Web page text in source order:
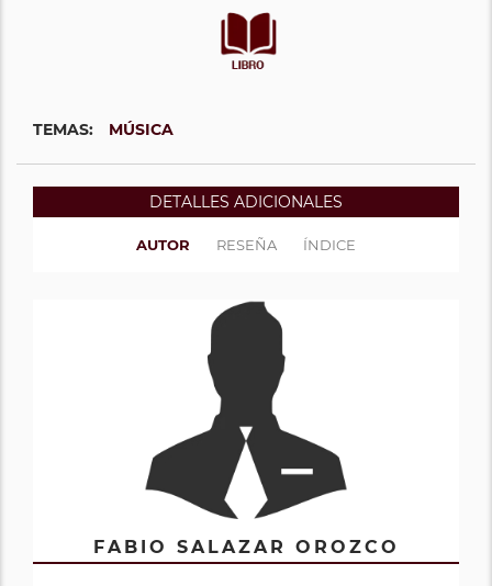
TEMAS: MÚSICA
DETALLES ADICIONALES
AUTOR RESEÑA ÍNDICE
FABIO SALAZAR OROZCO